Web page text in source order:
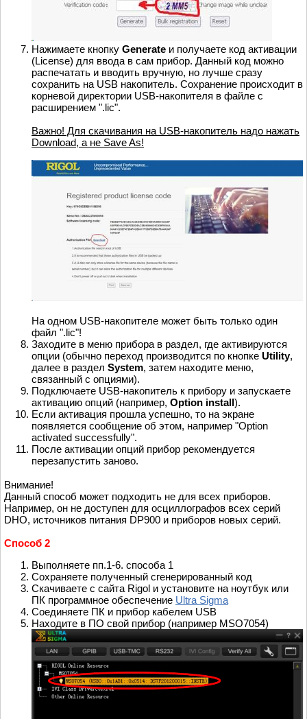
Нажимаете кнопку Generate и получаете код активации
(License) для ввода в сам прибор. Данный код можно
распечатать и вводить вручную, но лучше сразу
сохранить на USB накопитель. Сохранение происходит в
корневой директории USB-накопителя в файле с
расширением ".lic".
Важно! Для скачивания на USB-накопитель надо нажать
Download, а не Save As!
На одном USB-накопителе может быть только один
файл ".lic"!
Заходите в меню прибора в раздел, где активируются
опции (обычно переход производится по кнопке Utility,
далее в раздел System, затем находите меню,
связанный с опциями).
Подключаете USB-накопитель к прибору и запускаете
активацию опций (например, Option install ).
Если активация прошла успешно, то на экране
появляется сообщение об этом, например "Option
activated successfully".
После активации опций прибор рекомендуется
перезапустить заново.
Внимание!
Данный способ может подходить не для всех приборов.
Например, он не доступен для осциллографов всех серий
DHO, источников питания DP900 и приборов новых серий.
Способ 2
Выполняете пп.1-6. способа 1
Сохраняете полученный сгенерированный код
Скачиваете с сайта Rigol и установите на ноутбук или
ПК программное обеспечение Ultra Sigma
Соединяете ПК и прибор кабелем USB
Находите в ПО свой прибор (например MSO7054)